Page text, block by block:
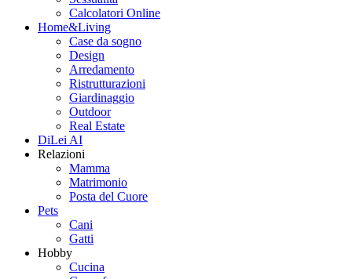
Calcolatori Online
Home&Living
Case da sogno
Design
Arredamento
Ristrutturazioni
Giardinaggio
Outdoor
Real Estate
DiLei AI
Relazioni
Mamma
Matrimonio
Posta del Cuore
Pets
Cani
Gatti
Hobby
Cucina